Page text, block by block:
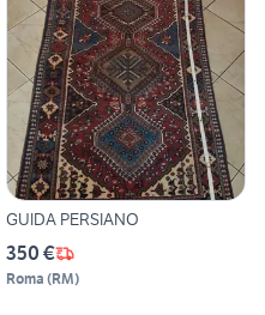
GUIDA PERSIANO
350 €
Roma (RM)